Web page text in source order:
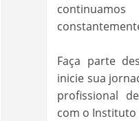
Faça parte
inicie sua
profissional
com o Instituto